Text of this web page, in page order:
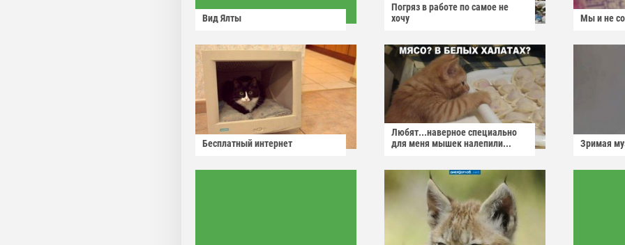
Вид Ялты
Погряз в работе по самое не
хочу
Мы и не
Бесплатный интернет
Любят...наверное специально
для меня мышек налепили...
Зримая